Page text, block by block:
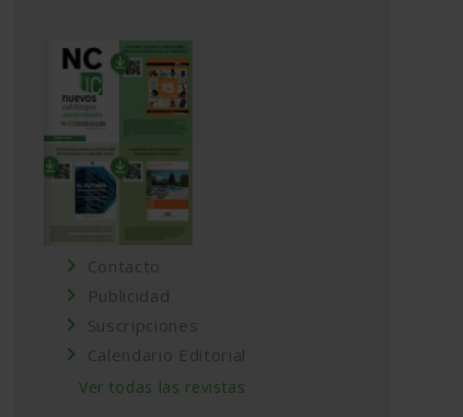
Contacto
Publicidad
Suscripciones
Calendario Editorial
Ver todas las revistas